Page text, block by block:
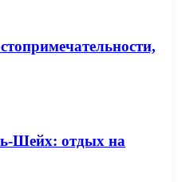
Шейх: отдых на